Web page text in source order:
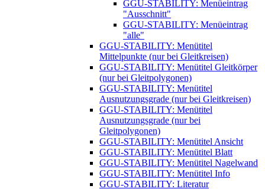
GGU-STABILITY: Menüeintrag
"Ausschnitt"
GGU-STABILITY: Menüeintrag
"alle"
GGU-STABILITY: Menütitel
Mittelpunkte (nur bei Gleitkreisen)
GGU-STABILITY: Menütitel Gleitkörper
(nur bei Gleitpolygonen)
GGU-STABILITY: Menütitel
Ausnutzungsgrade (nur bei Gleitkreisen)
GGU-STABILITY: Menütitel
Ausnutzungsgrade (nur bei
Gleitpolygonen)
GGU-STABILITY: Menütitel Ansicht
GGU-STABILITY: Menütitel Blatt
GGU-STABILITY: Menütitel Nagelwand
GGU-STABILITY: Menütitel Info
GGU-STABILITY: Literatur